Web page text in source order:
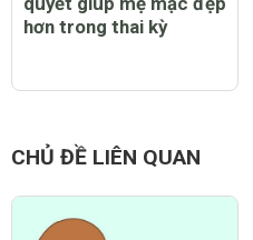
hơn trong thai kỳ
CHỦ ĐỀ LIÊN QUAN